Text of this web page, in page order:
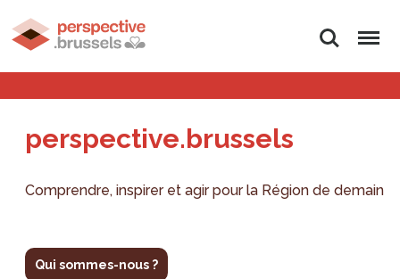
Rechercher
Menu
perspective.brussels
Comprendre, inspirer et agir pour la Région de demain
Qui sommes-nous ?